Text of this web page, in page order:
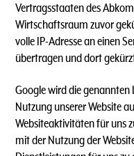
Vertragsstaaten des
Wirtschaftsraum zuvor
volle IP-Adresse an einen
übertragen und dort
Google wird die
Nutzung unserer Website
Websiteaktivitäten für uns
mit der Nutzung der